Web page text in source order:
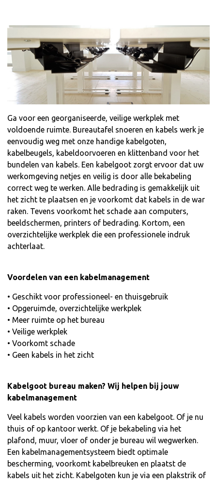
Ga voor een georganiseerde, veilige werkplek met
voldoende ruimte. Bureautafel snoeren en kabels werk je
eenvoudig weg met onze handige kabelgoten,
kabelbeugels, kabeldoorvoeren en klittenband voor het
bundelen van kabels. Een kabelgoot zorgt ervoor dat uw
werkomgeving netjes en veilig is door alle bekabeling
correct weg te werken. Alle bedrading is gemakkelijk uit
het zicht te plaatsen en je voorkomt dat kabels in de war
raken. Tevens voorkomt het schade aan computers,
beeldschermen, printers of bedrading. Kortom, een
overzichtelijke werkplek die een professionele indruk
achterlaat.
Voordelen van een kabelmanagement
• Geschikt voor professioneel- en thuisgebruik
• Opgeruimde, overzichtelijke werkplek
• Meer ruimte op het bureau
• Veilige werkplek
• Voorkomt schade
• Geen kabels in het zicht
Kabelgoot bureau maken? Wij helpen bij jouw
kabelmanagement
Veel kabels worden voorzien van een kabelgoot. Of je nu
thuis of op kantoor werkt. Of je bekabeling via het
plafond, muur, vloer of onder je bureau wil wegwerken.
Een kabelmanagementsysteem biedt optimale
bescherming, voorkomt kabelbreuken en plaatst de
kabels uit het zicht. Kabelgoten kun je via een plakstrik of